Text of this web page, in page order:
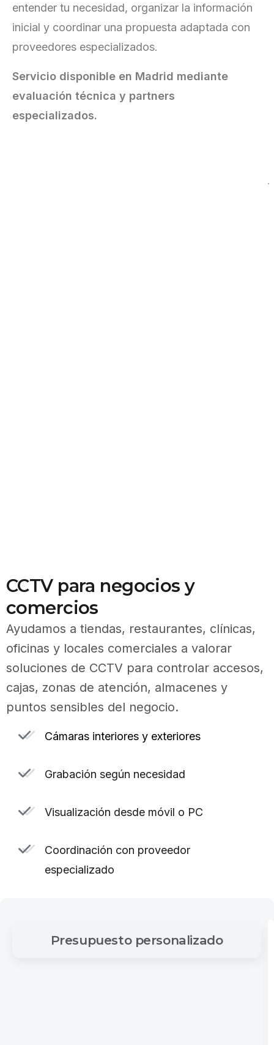
entender tu necesidad, organizar la información
inicial y coordinar una propuesta adaptada con
proveedores especializados.
Servicio disponible en Madrid mediante
evaluación técnica y partners
especializados.
CCTV para negocios y
comercios
Ayudamos a tiendas, restaurantes, clínicas,
oficinas y locales comerciales a valorar
soluciones de CCTV para controlar accesos,
cajas, zonas de atención, almacenes y
puntos sensibles del negocio.
Cámaras interiores y exteriores
Grabación según necesidad
Visualización desde móvil o PC
Coordinación con proveedor
especializado
Presupuesto personalizado